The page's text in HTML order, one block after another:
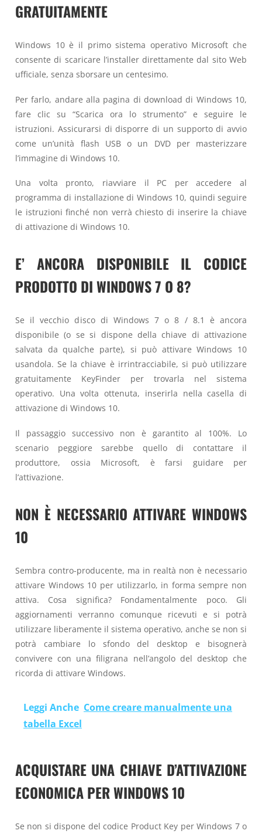
GRATUITAMENTE
Windows 10 è il primo sistema operativo Microsoft che
consente di scaricare l’installer direttamente dal sito Web
ufficiale, senza sborsare un centesimo.
Per farlo, andare alla pagina di download di Windows 10,
fare clic su “Scarica ora lo strumento” e seguire le
istruzioni. Assicurarsi di disporre di un supporto di avvio
come un’unità flash USB o un DVD per masterizzare
l’immagine di Windows 10.
Una volta pronto, riavviare il PC per accedere al
programma di installazione di Windows 10, quindi seguire
le istruzioni finché non verrà chiesto di inserire la chiave
di attivazione di Windows 10.
E’ ANCORA DISPONIBILE IL CODICE
PRODOTTO DI WINDOWS 7 O 8?
Se il vecchio disco di Windows 7 o 8 / 8.1 è ancora
disponibile (o se si dispone della chiave di attivazione
salvata da qualche parte), si può attivare Windows 10
usandola. Se la chiave è irrintracciabile, si può utilizzare
gratuitamente KeyFinder per trovarla nel sistema
operativo. Una volta ottenuta, inserirla nella casella di
attivazione di Windows 10.
Il passaggio successivo non è garantito al 100%. Lo
scenario peggiore sarebbe quello di contattare il
produttore, ossia Microsoft, è farsi guidare per
l’attivazione.
NON È NECESSARIO ATTIVARE WINDOWS
10
Sembra contro-producente, ma in realtà non è necessario
attivare Windows 10 per utilizzarlo, in forma sempre non
attiva. Cosa significa? Fondamentalmente poco. Gli
aggiornamenti verranno comunque ricevuti e si potrà
utilizzare liberamente il sistema operativo, anche se non si
potrà cambiare lo sfondo del desktop e bisognerà
convivere con una filigrana nell’angolo del desktop che
ricorda di attivare Windows.
Leggi Anche Come creare manualmente una
tabella Excel
ACQUISTARE UNA CHIAVE D’ATTIVAZIONE
ECONOMICA PER WINDOWS 10
Se non si dispone del codice Product Key per Windows 7 o